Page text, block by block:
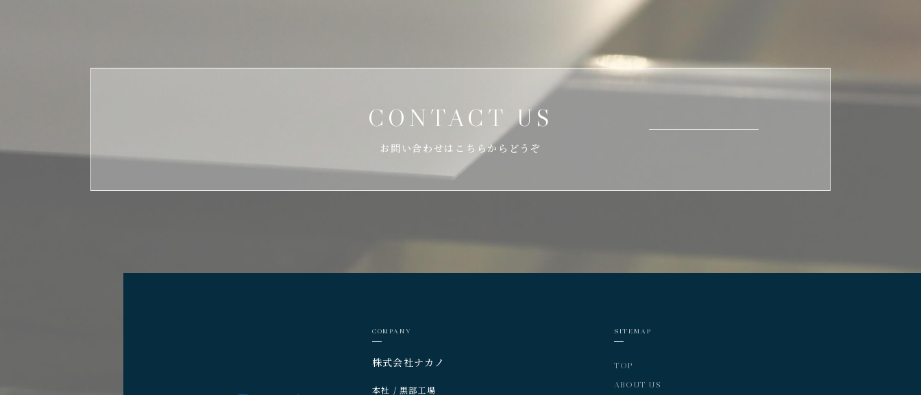
CONTACT US
お問い合わせはこちらからどうぞ
COMPANY
株式会社ナカノ
本社 / 黒部工場
SITEMAP
TOP
ABOUT US